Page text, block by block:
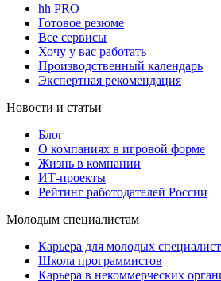
hh PRO
Готовое резюме
Все сервисы
Хочу у вас работать
Производственный календарь
Экспертная рекомендация
Новости и статьи
Блог
О компаниях в игровой форме
Жизнь в компании
ИТ-проекты
Рейтинг работодателей России
Молодым специалистам
Карьера для молодых
Школа программистов
Карьера в некоммерческих